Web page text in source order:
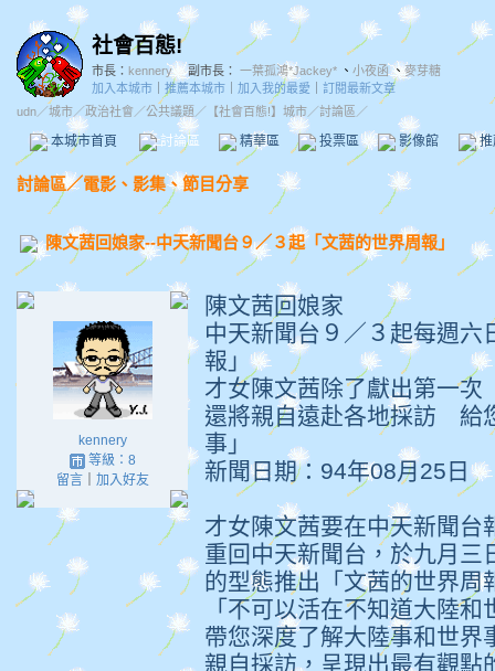
社會百態!
市長： kennery 副市長： 一葉孤鴻*Jackey* 、 小夜函、麥芽糖
加入本城市
推薦本城市 加入我的最愛
訂閱最新文章
udn／城市／政治社會 ／公共議題 ／ 【社會百態!】城市／討論區／
本城市首頁 討論區 精華區 投票區 影像館 推
討論區／電影、影集、節目分享
陳文茜回娘家--中天新聞台９／３起「文茜的世界周報」
kennery
等級：8
留言｜ 加入好友
陳文茜回娘家
中天新聞台９／３起每週六
報」
才女陳文茜除了獻出第一
還將親自遠赴各地採訪 給
事」
新聞日期：94年08月25日
才女陳文茜要在中天新聞台
重回中天新聞台，於九月三
的型態推出「文茜的世界周
「不可以活在不知道大陸
帶您深度了解大陸事和世界
親自採訪，呈現出最有觀點